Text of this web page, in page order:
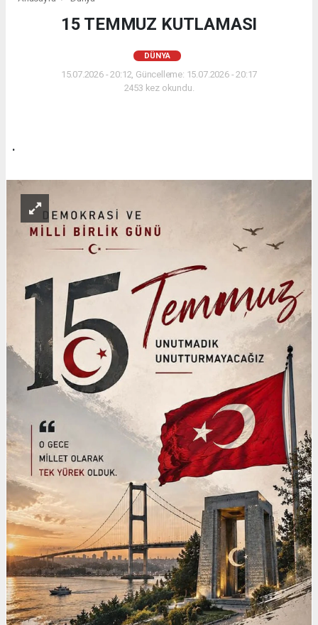
15 TEMMUZ KUTLAMASI
DÜNYA
15.07.2026 - 20:12, Güncelleme: 15.07.2026 - 20:17
2453 kez okundu.
.